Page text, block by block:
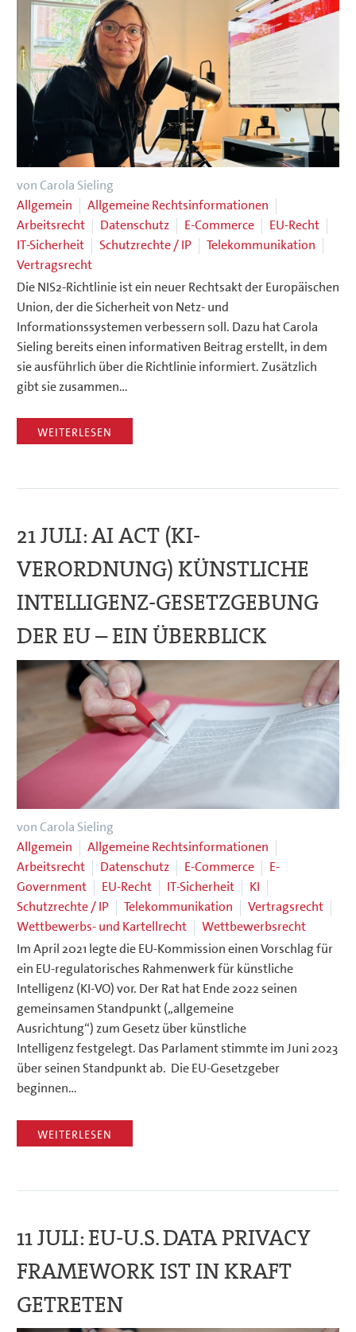
von Carola Sieling
Allgemein
Allgemeine Rechtsinformationen
Arbeitsrecht
Datenschutz E-Commerce
EU-Recht
IT-Sicherheit
Schutzrechte / IP
Telekommunikation
Vertragsrecht
Die NIS2-Richtlinie ist ein neuer Rechtsakt der Europäischen
Union, der die Sicherheit von Netz- und
Informationssystemen verbessern soll. Dazu hat Carola
Sieling bereits einen informativen Beitrag erstellt, in dem
sie ausführlich über die Richtlinie informiert. Zusätzlich
gibt sie zusammen…
WEITERLESEN
21 JULI:AI ACT (KI-
VERORDNUNG) KÜNSTLICHE
INTELLIGENZ-GESETZGEBUNG
DER EU – EIN ÜBERBLICK
von Carola Sieling
Allgemein
Allgemeine Rechtsinformationen
Arbeitsrecht
Datenschutz E-Commerce
E-
Government
EU-Recht IT-Sicherheit
KI
Schutzrechte / IP
Telekommunikation
Vertragsrecht
Wettbewerbs- und Kartellrecht
Wettbewerbsrecht
Im April 2021 legte die EU-Kommission einen Vorschlag für
ein EU-regulatorisches Rahmenwerk für künstliche
Intelligenz (KI-VO) vor. Der Rat hat Ende 2022 seinen
gemeinsamen Standpunkt („allgemeine
Ausrichtung“) zum Gesetz über künstliche
Intelligenz festgelegt. Das Parlament stimmte im Juni 2023
über seinen Standpunkt ab. Die EU-Gesetzgeber
beginnen…
WEITERLESEN
11 JULI:EU-U.S. DATA PRIVACY
FRAMEWORK IST IN KRAFT
GETRETEN